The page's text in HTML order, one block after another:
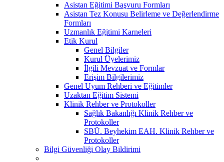
Asistan Eğitimi Başvuru Formları
Asistan Tez Konusu Belirleme ve Değerlendirme
Formları
Uzmanlık Eğitimi Karneleri
Etik Kurul
Genel Bilgiler
Kurul Üyelerimiz
İlgili Mevzuat ve Formlar
Erişim Bilgilerimiz
Genel Uyum Rehberi ve Eğitimler
Uzaktan Eğitim Sistemi
Klinik Rehber ve Protokoller
Sağlık Bakanlığı Klinik Rehber ve
Protokoller
SBÜ. Beyhekim EAH. Klinik Rehber ve
Protokoller
Bilgi Güvenliği Olay Bildirimi